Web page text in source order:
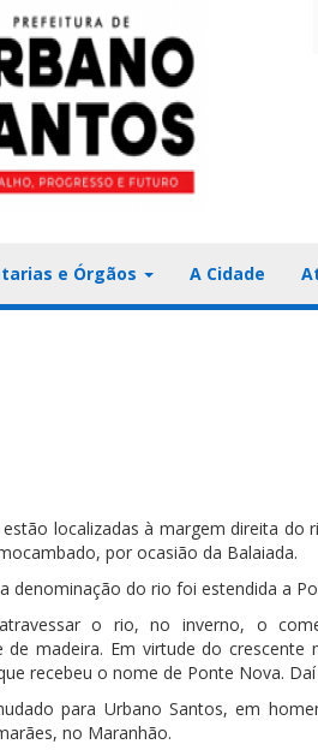
e Órgãos A Cidade
localizadas à margem direita
por ocasião da Balaiada.
denominação do rio foi estendida a
o rio, no inverno, o
de madeira. Em virtude do
recebeu o nome de Ponte Nova.
para Urbano Santos, em
no Maranhão.